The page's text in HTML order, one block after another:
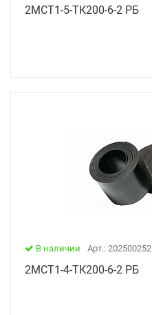
2МСТ1-5-ТК200-6-2 РБ
В наличии Арт.: 202500252
2МСТ1-4-ТК200-6-2 РБ